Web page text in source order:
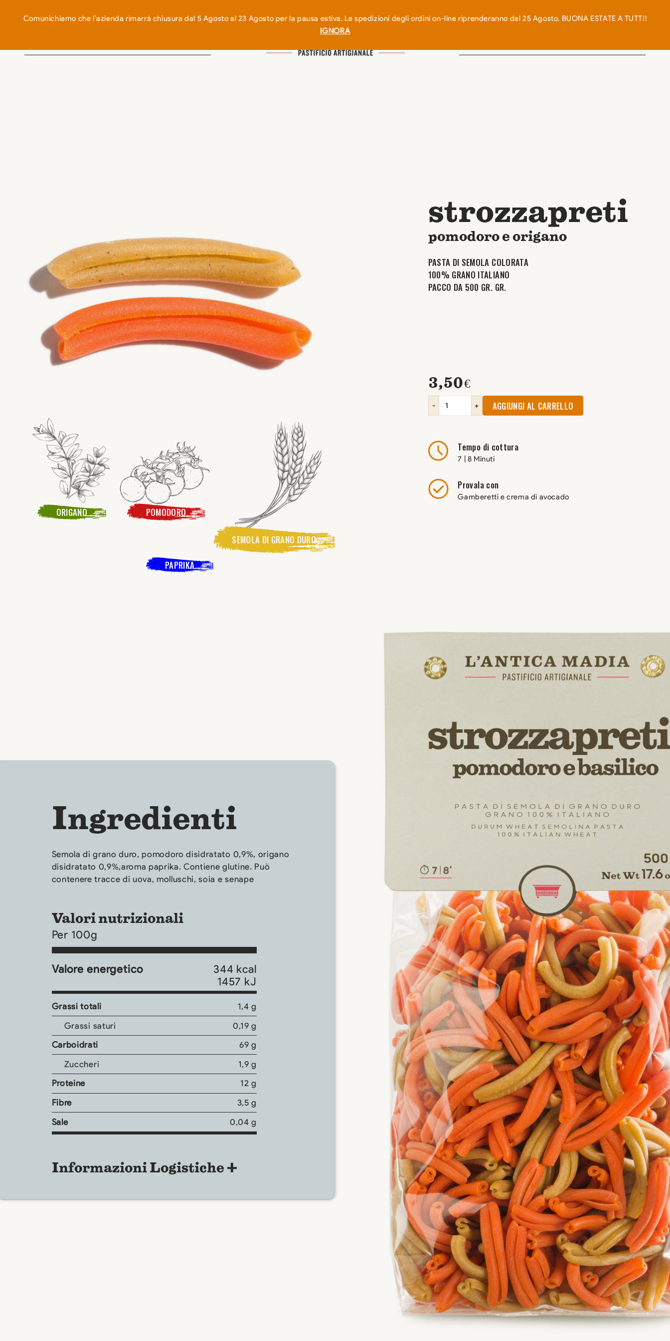
strozzapreti
pomodoro e origano
PASTA DI SEMOLA COLORATA
100% GRANO ITALIANO
PACCO DA 500 GR. GR.
3,50€
- + AGGIUNGI AL CARRELLO
Tempo di cottura
7 | 8 Minuti
Provala con
Gamberetti e crema di avocado
ORIGANO POMODORO
SEMOLA DI GRANO DURO
PAPRIKA
Ingredienti
Semola di grano duro, pomodoro disidratato 0,9%, origano
disidratato 0,9%,aroma paprika. Contiene glutine. Può
contenere tracce di uova, molluschi, soia e senape
Valori nutrizionali
Per 100g
Valore energetico
344 kcal
1457 kJ
Grassi totali
1,4 g
Grassi saturi
0,19 g
Carboidrati
69 g
Zuccheri
1,9 g
Proteine
12 g
Fibre
3,5 g
Sale
0,04 g
Informazioni Logistiche
Comunichiamo che l’azienda rimarrà chiusura dal 5 Agosto al 23 Agosto per la pausa estiva. Le spedizioni degli ordini on-line riprenderanno dal 25 Agosto. BUONA ESTATE A TUTTI!
IGNORA